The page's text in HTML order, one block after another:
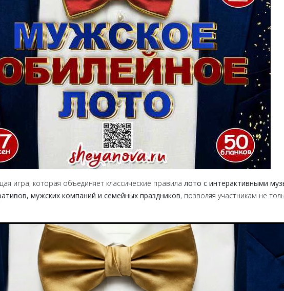
игра, которая объединяет классические правила лото с интерактивными
мужских компаний и семейных праздников, позволяя участникам не